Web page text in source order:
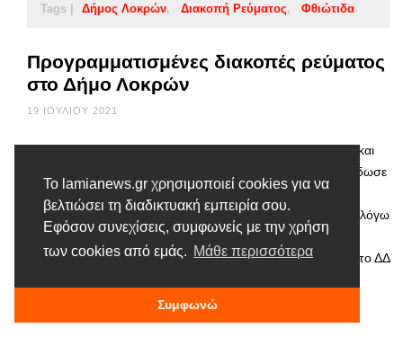
Το lamianews.gr χρησιμοποιεί cookies για να
βελτιώσει τη διαδικτυακή εμπειρία σου.
Εφόσον συνεχίσεις, συμφωνείς με την χρήση
των cookies από εμάς. Μάθε περισσότερα
Συμφωνώ
Tags | Δήμος Λοκρών Διακοπή Ρεύματος Φθιώτιδα
Προγραμματισμένες διακοπές ρεύματος
στο Δήμο Λοκρών
19 ΙΟΥΛΊΟΥ 2021
Η Διεύθυνση Περιφέρειας Κεντρικής Ελλάδας του ΔΕΔΔΗΕ και
συγκεκριμένα από την περιοχή Λαμίας (Πρ. Αταλάντης) εξέδωσε
ενημερωτικό σχετικά με τις προγραμματισμένες διακοπές
ρεύματος. Πιο συγκεκριμένα: Την Τετάρτη 21 Ιουλίου 2021 λόγω
εκτέλεσης εργασιών σε δίκτυα γραμμών Μέσης & Χαμηλής
Τάσης θα γίνουν προγραμματισμένες διακοπές ρεύματος στο ΔΔ